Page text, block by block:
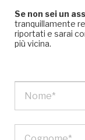
Se non sei un
tranquillamente
riportati e sarai
più vicina.